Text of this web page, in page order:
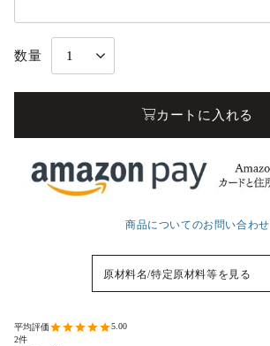
カートに入れる
商品についてのお問い合わせ
原材料名/特定原材料等を見る
5.00
2